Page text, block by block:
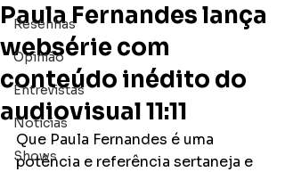
Resenhas
Opinião
Entrevistas
Notícias
Shows
Paula Fernandes lança
websérie com
conteúdo inédito do
audiovisual 11:11
Que Paula Fernandes é uma
potência e referência sertaneja e